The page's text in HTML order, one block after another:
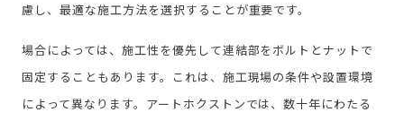
慮し、最適な施工方法を選択することが重要です。
場合によっては、施工性を優先して連結部をボルトとナットで
固定することもあります。これは、施工現場の条件や設置環境
によって異なります。アートホクストンでは、数十年にわたる